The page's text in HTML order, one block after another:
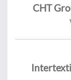
CHT